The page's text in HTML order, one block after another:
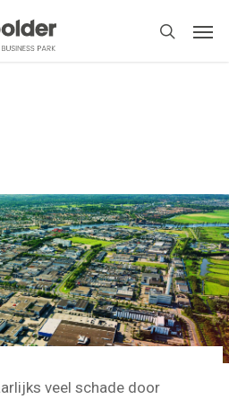
search
veel schade door
Direct
regelen